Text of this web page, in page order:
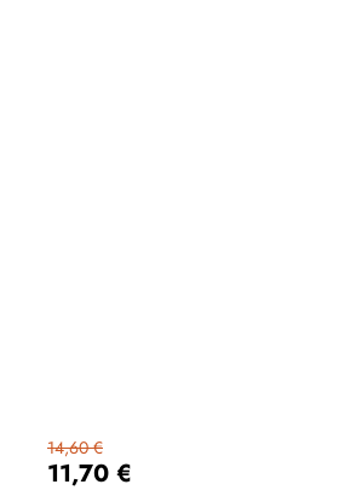
11,70 €
14,60 €